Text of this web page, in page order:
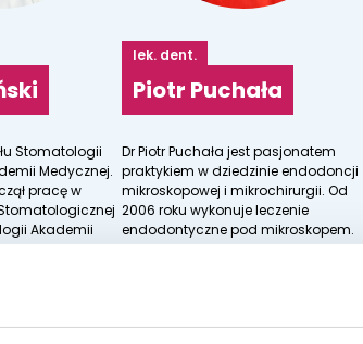
Stomatologii
Medycznej.
pracę w
Akademii
W roku
lek. dent.
Piotr Puchała
Dr Piotr Puchała jest pasjonatem
praktykiem w dziedzinie endodoncji
mikroskopowej i mikrochirurgii. Od
2006 roku wykonuje leczenie
endodontyczne pod mikroskopem.
W codziennej pracy wykorzystuje